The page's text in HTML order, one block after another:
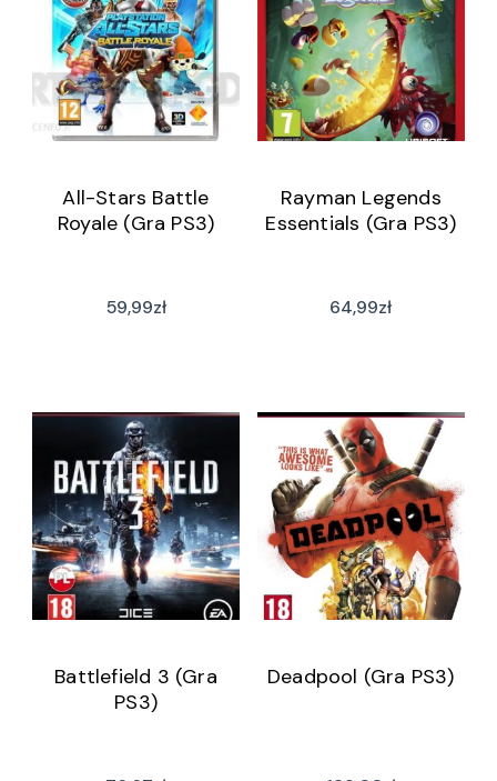
All-Stars Battle
Royale (Gra PS3)
59,99zł
Rayman Legends
Essentials (Gra PS3)
64,99zł
Battlefield 3 (Gra
PS3)
Deadpool (Gra PS3)